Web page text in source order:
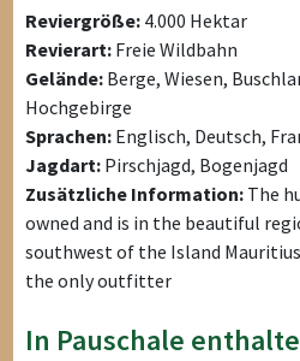
Reviergröße: 4.000 Hektar
Revierart: Freie Wildbahn
Gelände: Berge, Wiesen,
Hochgebirge
Sprachen: Englisch, Deutsch,
Jagdart: Pirschjagd, Bogenjagd
Zusätzliche Information: The
owned and is in the beautiful
southwest of the Island
the only outfitter
In Pauschale